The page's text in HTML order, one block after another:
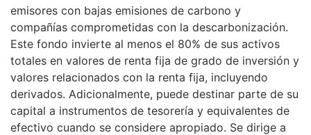
emisores con bajas emisiones de carbono y
compañías comprometidas con la descarbonización.
Este fondo invierte al menos el 80% de sus activos
totales en valores de renta fija de grado de inversión y
valores relacionados con la renta fija, incluyendo
derivados. Adicionalmente, puede destinar parte de su
capital a instrumentos de tesorería y equivalentes de
efectivo cuando se considere apropiado. Se dirige a